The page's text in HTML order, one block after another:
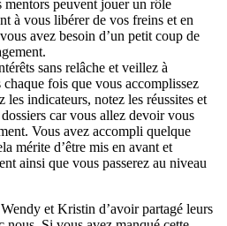
mentors peuvent jouer un rôle
à vous libérer de vos freins et en
avez besoin d’un petit coup de
sans relâche et veillez à
chaque fois que vous accomplissez
les indicateurs, notez les réussites et
car vous allez devoir vous
Vous avez accompli quelque
mérite d’être mis en avant et
ainsi que vous passerez au niveau
et Kristin d’avoir partagé leurs